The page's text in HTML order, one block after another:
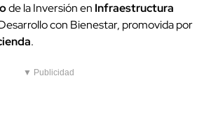
de la Inversión en Infraestructura
con Bienestar, promovida por
.
▼ Publicidad